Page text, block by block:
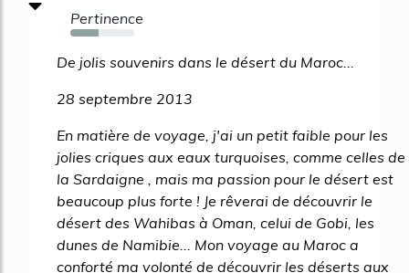
Pertinence
44%
De jolis souvenirs dans le désert du Maroc...
28 septembre 2013
En matière de voyage, j'ai un petit faible pour les
jolies criques aux eaux turquoises, comme celles de
la Sardaigne , mais ma passion pour le désert est
beaucoup plus forte ! Je rêverai de découvrir le
désert des Wahibas à Oman, celui de Gobi, les
dunes de Namibie... Mon voyage au Maroc a
conforté ma volonté de découvrir les déserts aux